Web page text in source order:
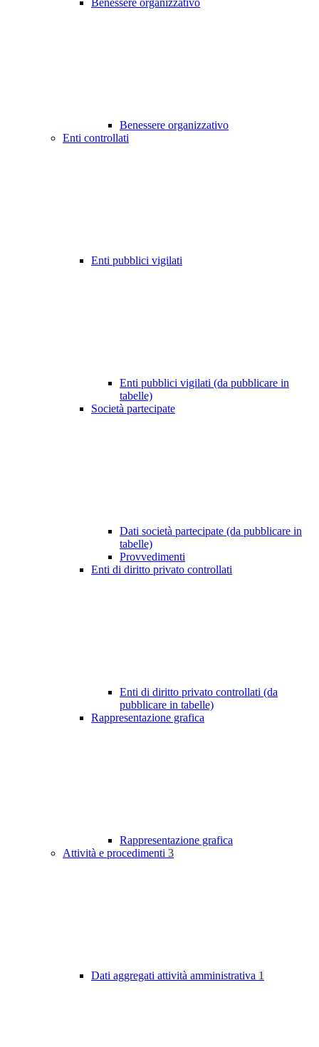
Benessere organizzativo
Benessere organizzativo
Enti controllati
Enti pubblici vigilati
Enti pubblici vigilati (da pubblicare in
tabelle)
Società partecipate
Dati società partecipate (da pubblicare in
tabelle)
Provvedimenti
Enti di diritto privato controllati
Enti di diritto privato controllati (da
pubblicare in tabelle)
Rappresentazione grafica
Rappresentazione grafica
Attività e procedimenti 3
Dati aggregati attività amministrativa 1